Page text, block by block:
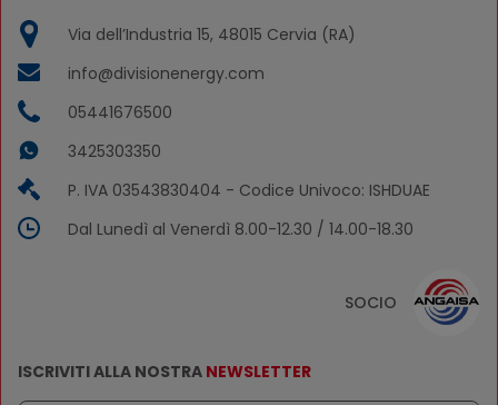
Via dell’Industria 15, 48015 Cervia (RA)
info@divisionenergy.com
05441676500
3425303350
P. IVA 03543830404 - Codice Univoco: ISHDUAE
Dal Lunedì al Venerdì 8.00-12.30 / 14.00-18.30
SOCIO
ISCRIVITI ALLA NOSTRA NEWSLETTER